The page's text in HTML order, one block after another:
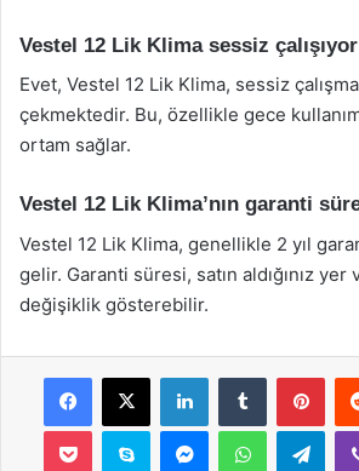
Vestel 12 Lik Klima sessiz
Evet, Vestel 12 Lik Klima, sessiz
çekmektedir. Bu, özellikle gece
ortam sağlar.
Vestel 12 Lik Klima’nın garanti
Vestel 12 Lik Klima, genellikle 2 yıl
gelir. Garanti süresi, satın aldığınız
değişiklik gösterebilir.
Facebook
X LinkedInTumblr
Pocket Skype MessengerWhatsApp